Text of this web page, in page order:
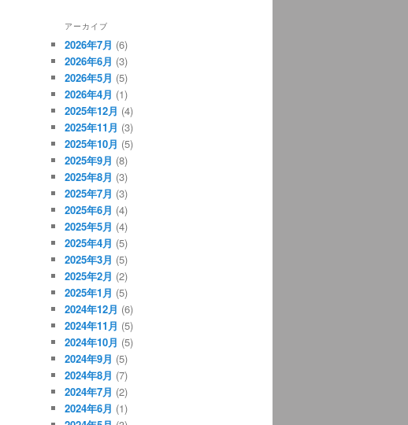
アーカイブ
2026年7月 (6)
2026年6月 (3)
2026年5月 (5)
2026年4月 (1)
2025年12月 (4)
2025年11月 (3)
2025年10月 (5)
2025年9月 (8)
2025年8月 (3)
2025年7月 (3)
2025年6月 (4)
2025年5月 (4)
2025年4月 (5)
2025年3月 (5)
2025年2月 (2)
2025年1月 (5)
2024年12月 (6)
2024年11月 (5)
2024年10月 (5)
2024年9月 (5)
2024年8月 (7)
2024年7月 (2)
2024年6月 (1)